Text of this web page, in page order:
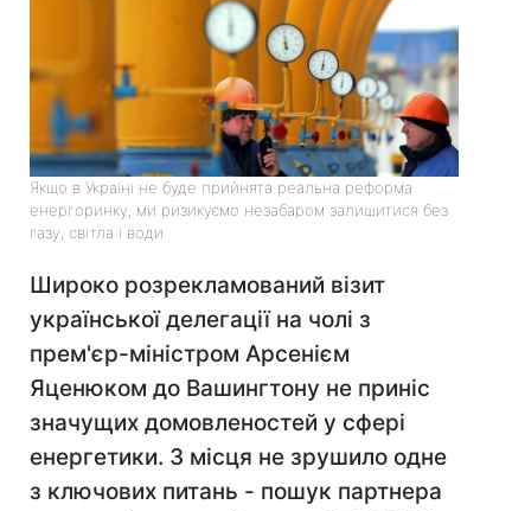
Якщо в Україні не буде прийнята реальна реформа
енергоринку, ми ризикуємо незабаром залишитися без
газу, світла і води
Широко розрекламований візит
української делегації на чолі з
прем'єр-міністром Арсенієм
Яценюком до Вашингтону не приніс
значущих домовленостей у сфері
енергетики. З місця не зрушило одне
з ключових питань - пошук партнера